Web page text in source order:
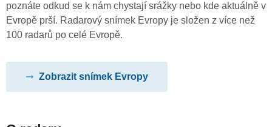
poznáte odkud se k nám chystají srážky nebo kde aktuálně v
Evropě prší. Radarový snímek Evropy je složen z více než
100 radarů po celé Evropě.
Zobrazit snímek Evropy